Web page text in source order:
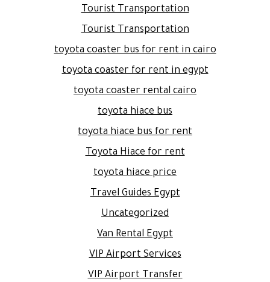
Tourist Transportation
Tourist Transportation
toyota coaster bus for rent in cairo
toyota coaster for rent in egypt
toyota coaster rental cairo
toyota hiace bus
toyota hiace bus for rent
Toyota Hiace for rent
toyota hiace price
Travel Guides Egypt
Uncategorized
Van Rental Egypt
VIP Airport Services
VIP Airport Transfer